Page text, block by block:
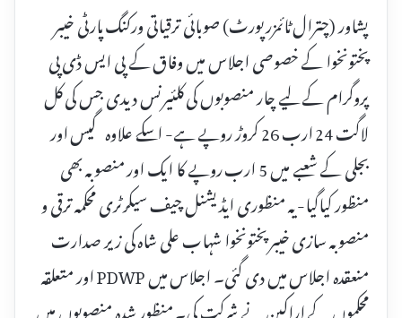
پشاور (چترال ٹائمزرپورٹ) صوبائی ترقیاتی ورکنگ پارٹی خیبر
پختونخوا کے خصوصی اجلاس میں وفاق کے پی ایس ڈی پی
پروگرام کے لیے چار منصوبوں کی کلئیرنس دیدی جس کی کل
لاگت 24 ارب 26 کروڑ روپے ہے- اسکے علاوہ گیس اور
بجلی کے شعبے میں 5 ارب روپے کا ایک اور منصوبہ بھی
منظور کیاگیا- یہ منظوری ایڈیشنل چیف سیکرٹری محکمہ ترقی و
منصوبہ سازی خیبرپختونخوا شہاب علی شاہ کی زیر صدارت
منعقدہ اجلاس میں دی گئی۔ اجلاس میں PDWP اور متعلقہ
محکموں کے اراکین نے شرکت کی۔ منظور شدہ منصوبوں میں